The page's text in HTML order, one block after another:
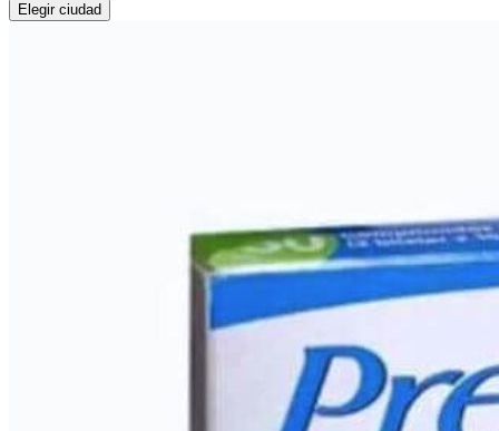
Elegir ciudad